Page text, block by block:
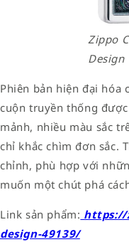
Zippo
Design
Phiên bản hiện đại hóa
cuộn truyền thống
mảnh, nhiều màu sắc
chỉ khắc chìm đơn sắc.
chỉnh, phù hợp với
muốn một chút phá
Link sản phẩm: https://
design-49139/